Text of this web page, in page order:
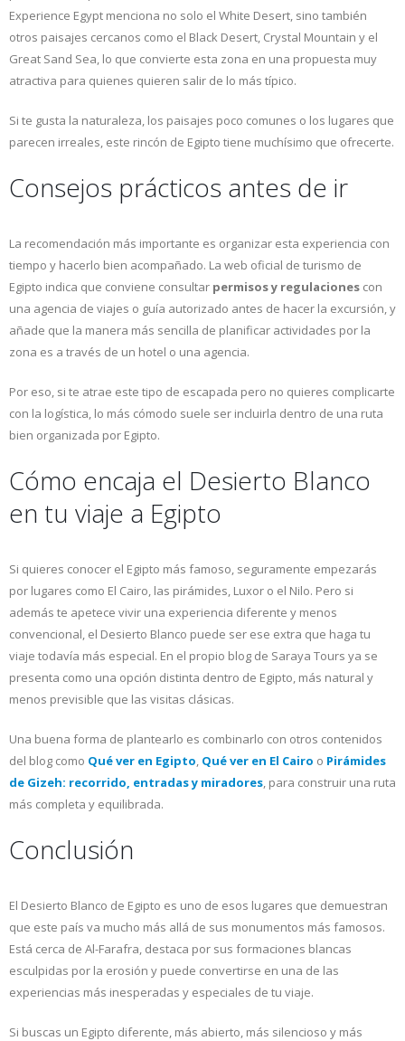
Experience Egypt menciona no solo el White Desert, sino también
otros paisajes cercanos como el Black Desert, Crystal Mountain y el
Great Sand Sea, lo que convierte esta zona en una propuesta muy
atractiva para quienes quieren salir de lo más típico.
Si te gusta la naturaleza, los paisajes poco comunes o los lugares que
parecen irreales, este rincón de Egipto tiene muchísimo que ofrecerte.
Consejos prácticos antes de ir
La recomendación más importante es organizar esta experiencia con
tiempo y hacerlo bien acompañado. La web oficial de turismo de
Egipto indica que conviene consultar permisos y regulaciones con
una agencia de viajes o guía autorizado antes de hacer la excursión, y
añade que la manera más sencilla de planificar actividades por la
zona es a través de un hotel o una agencia.
Por eso, si te atrae este tipo de escapada pero no quieres complicarte
con la logística, lo más cómodo suele ser incluirla dentro de una ruta
bien organizada por Egipto.
Cómo encaja el Desierto Blanco
en tu viaje a Egipto
Si quieres conocer el Egipto más famoso, seguramente empezarás
por lugares como El Cairo, las pirámides, Luxor o el Nilo. Pero si
además te apetece vivir una experiencia diferente y menos
convencional, el Desierto Blanco puede ser ese extra que haga tu
viaje todavía más especial. En el propio blog de Saraya Tours ya se
presenta como una opción distinta dentro de Egipto, más natural y
menos previsible que las visitas clásicas.
Una buena forma de plantearlo es combinarlo con otros contenidos
del blog como Qué ver en Egipto, Qué ver en El Cairo o Pirámides
de Gizeh: recorrido, entradas y miradores, para construir una ruta
más completa y equilibrada.
Conclusión
El Desierto Blanco de Egipto es uno de esos lugares que demuestran
que este país va mucho más allá de sus monumentos más famosos.
Está cerca de Al-Farafra, destaca por sus formaciones blancas
esculpidas por la erosión y puede convertirse en una de las
experiencias más inesperadas y especiales de tu viaje.
Si buscas un Egipto diferente, más abierto, más silencioso y más